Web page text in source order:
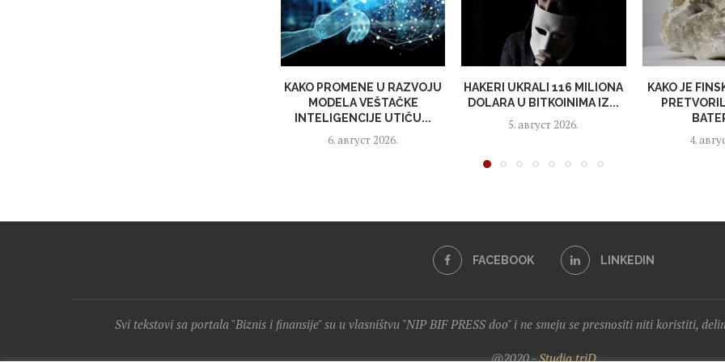
KAKO PROMENE U RAZVOJU
MODELA VEŠTAČKE
INTELIGENCIJE UTIČU...
6. август 2026.
HAKERI UKRALI 116 MILIONA
DOLARA U BITKOINIMA IZ...
5. август 2026.
KAKO JE
4.
FACEBOOK LINKEDIN
Svi tekstovi sa portala "Biznis i finansije" su u vlasništvu "NIP BIF PRESS doo" i ne smeju se presnositi niti koristiti,
@2020 -Studio triD